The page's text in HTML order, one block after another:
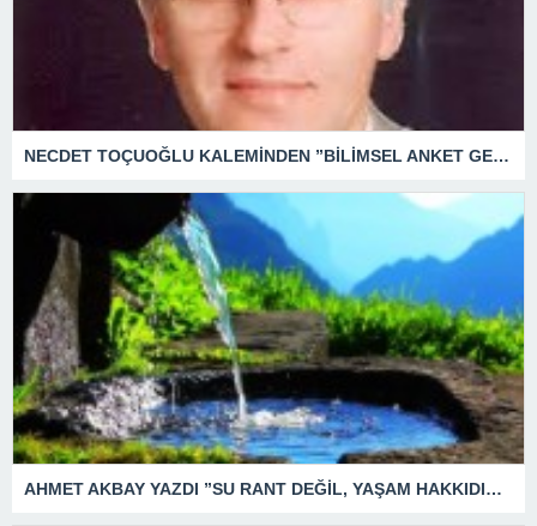
NECDET TOÇUOĞLU KALEMİNDEN ”BİLİMSEL ANKET GERÇEĞİ, SEÇİM ANKETİ BEKLENTİYİ YANSITIR.”
AHMET AKBAY YAZDI ”SU RANT DEĞİL, YAŞAM HAKKIDIR.” SUDA MI İÇMEYELİM ?